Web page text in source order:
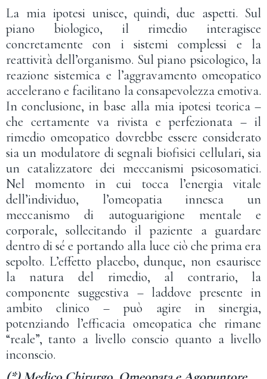
La mia ipotesi unisce, quindi, due aspetti. Sul
piano biologico, il rimedio interagisce
concretamente con i sistemi complessi e la
reattività dell’organismo. Sul piano psicologico, la
reazione sistemica e l’aggravamento omeopatico
accelerano e facilitano la consapevolezza emotiva.
In conclusione, in base alla mia ipotesi teorica –
che certamente va rivista e perfezionata – il
rimedio omeopatico dovrebbe essere considerato
sia un modulatore di segnali biofisici cellulari, sia
un catalizzatore dei meccanismi psicosomatici.
Nel momento in cui tocca l’energia vitale
dell’individuo, l’omeopatia innesca un
meccanismo di autoguarigione mentale e
corporale, sollecitando il paziente a guardare
dentro di sé e portando alla luce ciò che prima era
sepolto. L’effetto placebo, dunque, non esaurisce
la natura del rimedio, al contrario, la
componente suggestiva – laddove presente in
ambito clinico – può agire in sinergia,
potenziando l’efficacia omeopatica che rimane
“reale”, tanto a livello conscio quanto a livello
inconscio.